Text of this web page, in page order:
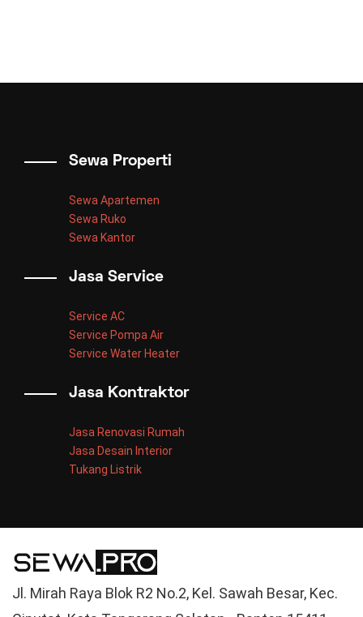
Sewa Properti
Sewa Apartemen
Sewa Ruko
Sewa Kantor
Jasa Service
Service AC
Service Pompa Air
Service Water Heater
Jasa Kontraktor
Jasa Renovasi Rumah
Jasa Desain Interior
Tukang Listrik
Jl. Mirah Raya Blok R2 No.2, Kel. Sawah Besar, Kec.